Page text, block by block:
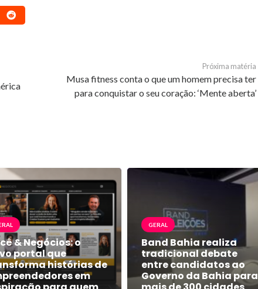
Próxima matéria
Musa fitness conta o que um homem precisa ter
para conquistar o seu coração: ‘Mente aberta’
& Negócios: o
portal que
histórias de
em
GERAL
Band Bahia realiza
tradicional debate
entre candidatos ao
Governo da Bahia para